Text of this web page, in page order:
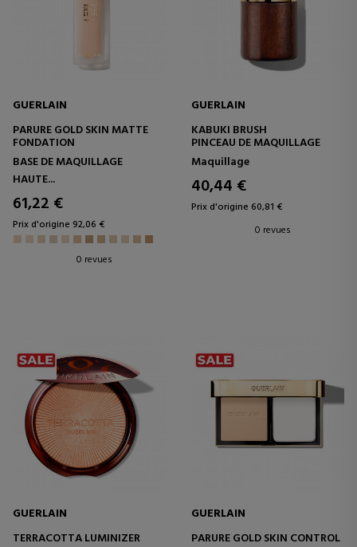
GUERLAIN
PARURE GOLD SKIN MATTE
FONDATION
BASE DE MAQUILLAGE
HAUTE...
61,22 €
Prix d'origine 92,06 €
0 revues
GUERLAIN
KABUKI BRUSH
PINCEAU DE MAQUILLAGE
Maquillage
40,44 €
Prix d'origine 60,81 €
0 revues
GUERLAIN
TERRACOTTA LUMINIZER
GUERLAIN
PARURE GOLD SKIN CONTROL